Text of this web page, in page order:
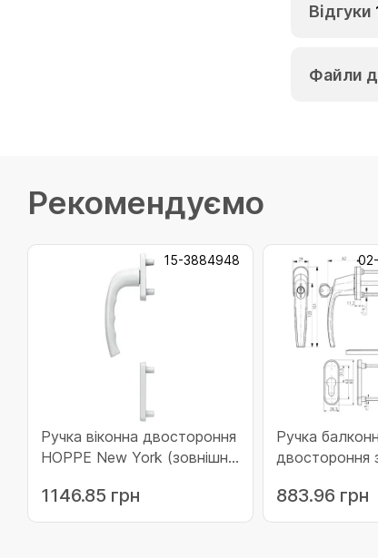
Відгуки
Файли
Рекомендуємо
15-3884948
Ручка віконна двостороння
HOPPE New York (зовнішня
(3884948)
1146.85 грн
Ручка
двостороння
біла (02-
883.96 грн